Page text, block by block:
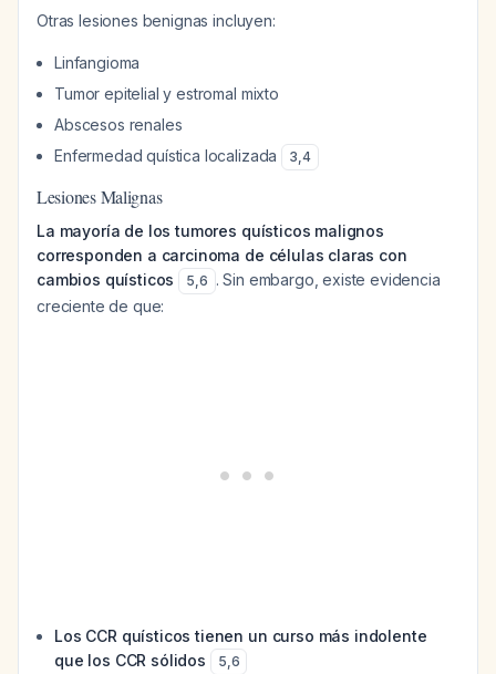
Otras lesiones benignas incluyen:
Linfangioma
Tumor epitelial y estromal mixto
Abscesos renales
Enfermedad quística localizada
3,4
Lesiones Malignas
La mayoría de los tumores quísticos malignos
corresponden a carcinoma de células claras con
cambios quísticos
5,6 . Sin embargo, existe evidencia
creciente de que:
Los CCR quísticos tienen un curso más indolente
que los CCR sólidos
5,6